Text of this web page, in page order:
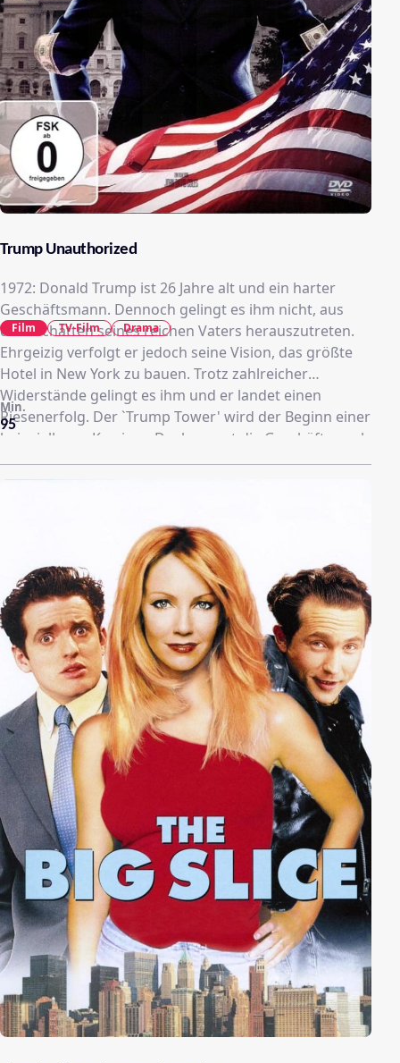
Trump Unauthorized
1972: Donald Trump ist 26 Jahre alt und ein harter
Geschäftsmann. Dennoch gelingt es ihm nicht, aus
dem Schatten seines reichen Vaters herauszutreten.
Ehrgeizig verfolgt er jedoch seine Vision, das größte
Hotel in New York zu bauen. Trotz zahlreicher
Widerstände gelingt es ihm und er landet einen
Riesenerfolg. Der `Trump Tower' wird der Beginn einer
beispiellosen Karriere. Doch so gut die Geschäfte auch
laufen, so schlecht läuft es im Privatleben.
95
Min.
Film TV-Film Drama